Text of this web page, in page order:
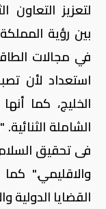
لتعزيز التعاون
بين رؤية
في مجالات
استعداد لأن
الخليج، كما
الشاملة
فى تحقيق
والاقليمي."
القضايا الدولية